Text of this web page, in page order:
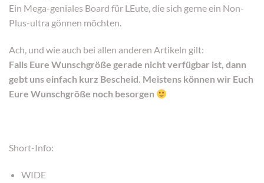
Ein Mega-geniales Board für LEute, die sich gerne ein Non-
Plus-ultra gönnen möchten.
Ach, und wie auch bei allen anderen Artikeln gilt:
Falls Eure Wunschgröße gerade nicht verfügbar ist, dann
gebt uns einfach kurz Bescheid. Meistens können wir Euch
Eure Wunschgröße noch besorgen
Short-Info:
WIDE